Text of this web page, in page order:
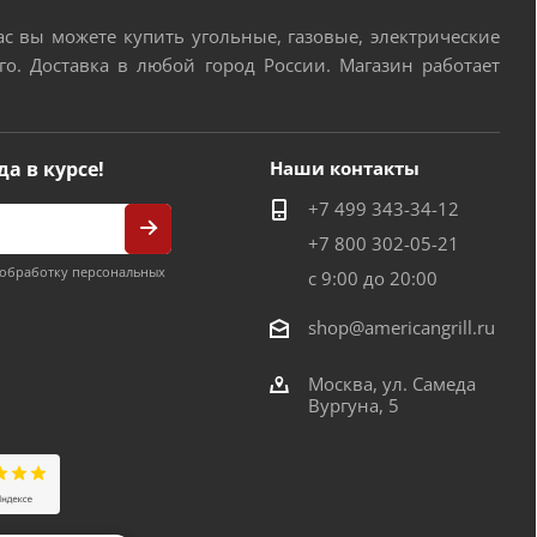
можете купить угольные, газовые, электрические
Доставка в любой город России. Магазин работает
в курсе!
персональных
Наши контакты
+7 499 343-34-12
+7 800 302-05-21
с 9:00 до 20:00
shop@americangrill.ru
Москва, ул. Самеда
Вургуна, 5